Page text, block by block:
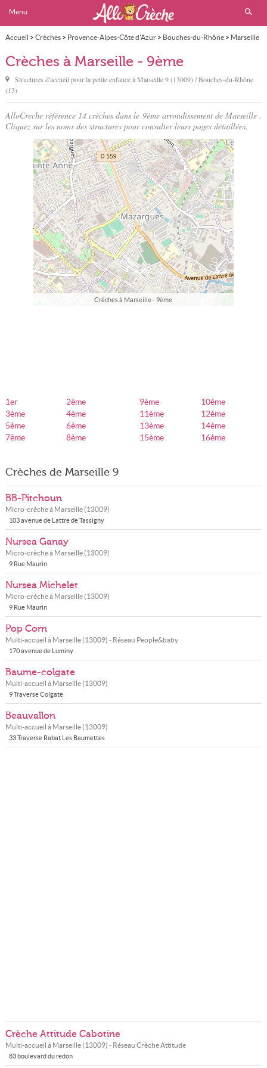
Menu
Accueil > Crèches> Provence-Alpes-Côte d'Azur> Bouches-du-Rhône> Marseille
>9ème
Crèches à Marseille - 9ème
Structures d'accueil pour la petite enfance àMarseille9 (13009) / Bouches-du-Rhône
(13)
AlloCreche référence 14 crèches dans le 9ème arrondissement de Marseille .
Cliquez sur les noms des structures pour consulter leurs pages détaillées.
Crèches à Marseille - 9ème
1er
2ème
3ème
4ème
5ème
6ème
7ème
8ème
9ème
10ème
11ème
12ème
13ème
14ème
15ème
16ème
Crèches de Marseille 9
BB-Pitchoun
Micro-crèche à Marseille(13009)
103 avenue de Lattre de Tassigny
Nursea Ganay
Micro-crèche à Marseille(13009)
9 Rue Maurin
Nursea Michelet
Micro-crèche à Marseille(13009)
9 Rue Maurin
Pop Corn
Multi-accueil à Marseille(13009) - Réseau People&baby
170 avenue de Luminy
Baume-colgate
Multi-accueil à Marseille(13009)
9 Traverse Colgate
Beauvallon
Multi-accueil à Marseille(13009)
33 Traverse Rabat Les Baumettes
Crèche Attitude Cabotine
Multi-accueil à Marseille(13009) - Réseau Crèche Attitude
83 boulevard du redon